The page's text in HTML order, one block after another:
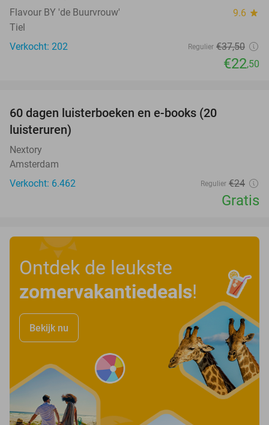
Flavour BY 'de Buurvrouw' 9.6 star
Tiel
Verkocht: 202
Regulier €37,50
€22,50
60 dagen luisterboeken en e-books (20
luisteruren)
Nextory
Amsterdam
Verkocht: 6.462
Regulier €24
Gratis
Ontdek de leukste
zomervakantiedeals!
Bekijk nu